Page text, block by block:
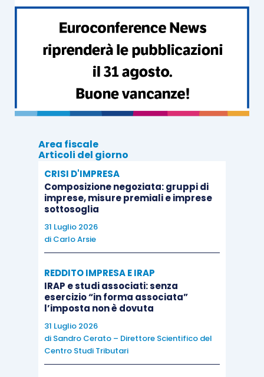
allungamento della durata effettiva della
commessa.
Nessun problema potrebbe porsi se tale
allungamento si fosse verificato
l’approvazione del bilancioin cui la commessa è
stata valutata sulla base del costo, in quanto tale
della chiusura del bilancio
Maggiori dubbi si pongono invece quando la
commessa subisce la dilatazione temporale
al momento della chiusura
momento dell’approvazione del bilancio di
Su questo puntonon vi sono posizioni ufficiali
ma la tesi più condivisa (e condivisibile), basata
Oic 23, che fa riferimento alla durata
“contrattuale” della commessa, porta ad
Area fiscale
Articoli del giorno
CRISI D'IMPRESA
Composizione negoziata: gruppi di
imprese, misure premiali e imprese
sottosoglia
31 Luglio 2026
di Carlo Arsie
REDDITO IMPRESA E IRAP
IRAP e studi associati: senza
esercizio “in forma associata”
l’imposta non è dovuta
31 Luglio 2026
di Sandro Cerato – Direttore Scientifico del
Centro Studi Tributari